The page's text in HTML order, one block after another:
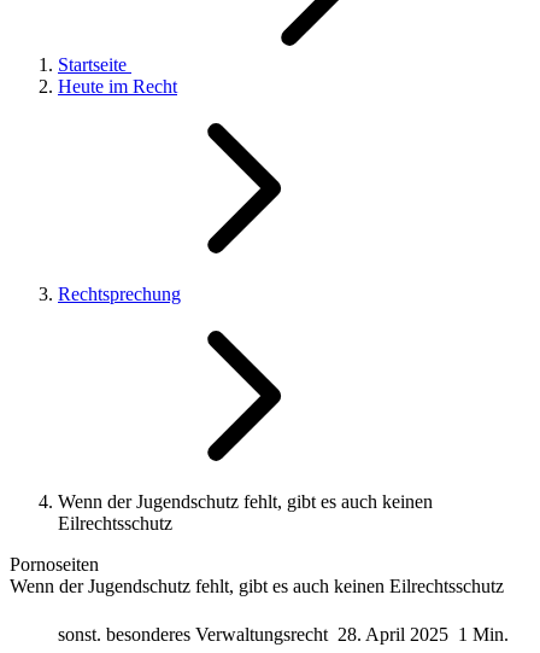
Startseite
Heute im Recht
Rechtsprechung
Wenn der Jugendschutz fehlt, gibt es auch keinen
Eilrechtsschutz
Pornoseiten
Wenn der Jugendschutz fehlt, gibt es auch keinen Eilrechtsschutz
sonst. besonderes Verwaltungsrecht 28. April 2025 1 Min.